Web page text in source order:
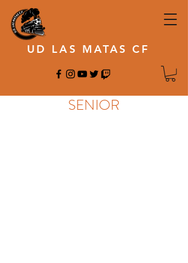
UD LAS MATAS CF
SENIOR